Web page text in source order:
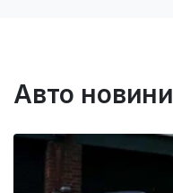
Авто новини